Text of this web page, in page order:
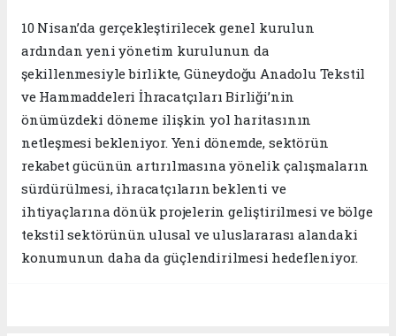
10 Nisan’da gerçekleştirilecek genel kurulun
ardından yeni yönetim kurulunun da
şekillenmesiyle birlikte, Güneydoğu Anadolu Tekstil
ve Hammaddeleri İhracatçıları Birliği’nin
önümüzdeki döneme ilişkin yol haritasının
netleşmesi bekleniyor. Yeni dönemde, sektörün
rekabet gücünün artırılmasına yönelik çalışmaların
sürdürülmesi, ihracatçıların beklenti ve
ihtiyaçlarına dönük projelerin geliştirilmesi ve bölge
tekstil sektörünün ulusal ve uluslararası alandaki
konumunun daha da güçlendirilmesi hedefleniyor.